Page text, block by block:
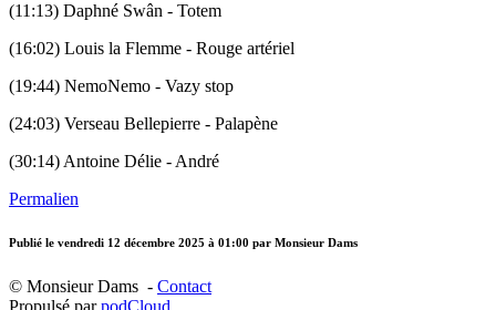
(11:13) Daphné Swân - Totem
(16:02) Louis la Flemme - Rouge artériel
(19:44) NemoNemo - Vazy stop
(24:03) Verseau Bellepierre - Palapène
(30:14) Antoine Délie - André
Permalien
Publié le vendredi 12 décembre 2025 à 01:00 par Monsieur Dams
© Monsieur Dams - Contact
Propulsé parpodCloud